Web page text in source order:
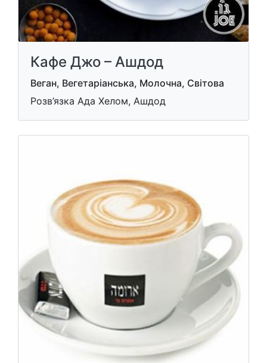
Кафе Джо – Ашдод
Веган, Вегетаріанська, Молочна, Світова
Розв’язка Ада Хелом, Ашдод